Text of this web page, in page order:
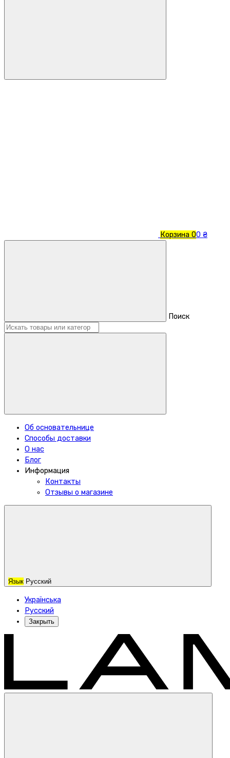
Корзина 00 ₴
Поиск
Об основательнице
Способы доставки
О нас
Блог
Информация
Контакты
Отзывы о магазине
Язык Русский
Українська
Русский
Закрыть